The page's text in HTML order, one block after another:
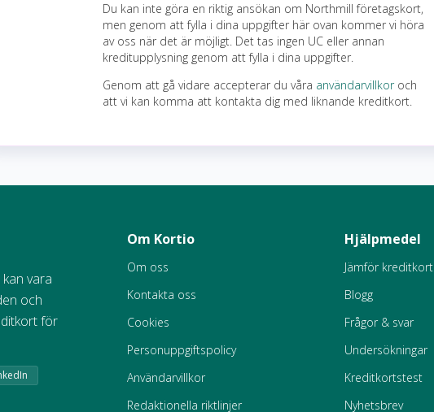
Du kan inte göra en riktig ansökan om Northmill företagskort,
men genom att fylla i dina uppgifter här ovan kommer vi höra
av oss när det är möjligt. Det tas ingen UC eller annan
kreditupplysning genom att fylla i dina uppgifter.
Genom att gå vidare accepterar du våra användarvillkoroch
att vi kan komma att kontakta dig med liknande kreditkort.
vara
och
för
Om Kortio
Om oss
Kontakta oss
Cookies
Personuppgiftspolicy
Användarvillkor
Redaktionella riktlinjer
Hjälpmedel
Jämför kreditkort
Blogg
Frågor & svar
Undersökningar
Kreditkortstest
Nyhetsbrev